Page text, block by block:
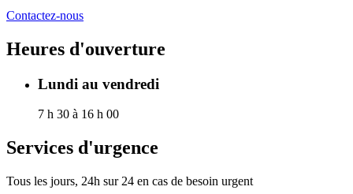
Contactez-nous
Heures d'ouverture
Lundi au vendredi
7 h 30 à 16 h 00
Services d'urgence
Tous les jours, 24h sur 24 en cas de besoin urgent